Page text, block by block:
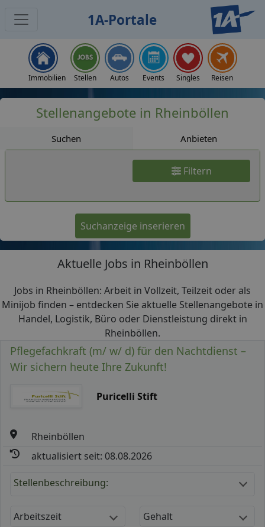
1A-Portale
Immobilien Stellen Autos Events Singles Reisen
Stellenangebote in Rheinböllen
Suchen Anbieten
Filtern
Suchanzeige inserieren
Aktuelle Jobs in Rheinböllen
Jobs in Rheinböllen: Arbeit in Vollzeit, Teilzeit oder als
Minijob finden – entdecken Sie aktuelle Stellenangebote in
Handel, Logistik, Büro oder Dienstleistung direkt in
Rheinböllen.
Pflegefachkraft (m/ w/ d) für den Nachtdienst –
Wir sichern heute Ihre Zukunft!
Puricelli Stift
Rheinböllen
aktualisiert seit: 08.08.2026
Stellenbeschreibung:
Arbeitszeit Gehalt